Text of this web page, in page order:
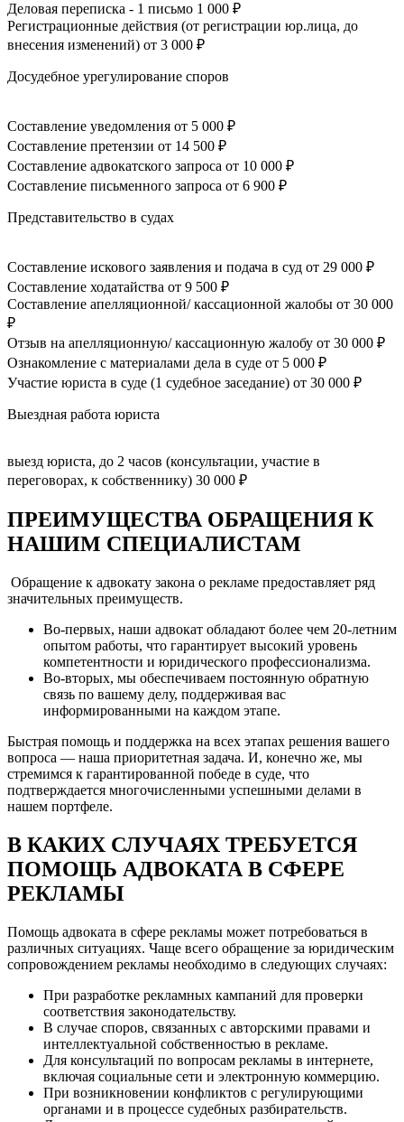
Деловая переписка - 1 письмо 1 000 ₽
Регистрационные действия (от регистрации юр.лица, до
внесения изменений) от 3 000 ₽
Досудебное урегулирование споров
Составление уведомления от 5 000 ₽
Составление претензии от 14 500 ₽
Составление адвокатского запроса от 10 000 ₽
Составление письменного запроса от 6 900 ₽
Представительство в судах
Составление искового заявления и подача в суд от 29 000 ₽
Составление ходатайства от 9 500 ₽
Составление апелляционной/ кассационной жалобы от 30 000
₽
Отзыв на апелляционную/ кассационную жалобу от 30 000 ₽
Ознакомление с материалами дела в суде от 5 000 ₽
Участие юриста в суде (1 судебное заседание) от 30 000 ₽
Выездная работа юриста
выезд юриста, до 2 часов (консультации, участие в
переговорах, к собственнику) 30 000 ₽
ПРЕИМУЩЕСТВА ОБРАЩЕНИЯ К
НАШИМ СПЕЦИАЛИСТАМ
Обращение к адвокату закона о рекламе предоставляет ряд
значительных преимуществ.
Во-первых, наши адвокат обладают более чем 20-летним
опытом работы, что гарантирует высокий уровень
компетентности и юридического профессионализма.
Во-вторых, мы обеспечиваем постоянную обратную
связь по вашему делу, поддерживая вас
информированными на каждом этапе.
Быстрая помощь и поддержка на всех этапах решения вашего
вопроса — наша приоритетная задача. И, конечно же, мы
стремимся к гарантированной победе в суде, что
подтверждается многочисленными успешными делами в
нашем портфеле.
В КАКИХ СЛУЧАЯХ ТРЕБУЕТСЯ
ПОМОЩЬ АДВОКАТА В СФЕРЕ
РЕКЛАМЫ
Помощь адвоката в сфере рекламы может потребоваться в
различных ситуациях. Чаще всего обращение за юридическим
сопровождением рекламы необходимо в следующих случаях:
При разработке рекламных кампаний для проверки
соответствия законодательству.
В случае споров, связанных с авторскими правами и
интеллектуальной собственностью в рекламе.
Для консультаций по вопросам рекламы в интернете,
включая социальные сети и электронную коммерцию.
При возникновении конфликтов с регулирующими
органами и в процессе судебных разбирательств.